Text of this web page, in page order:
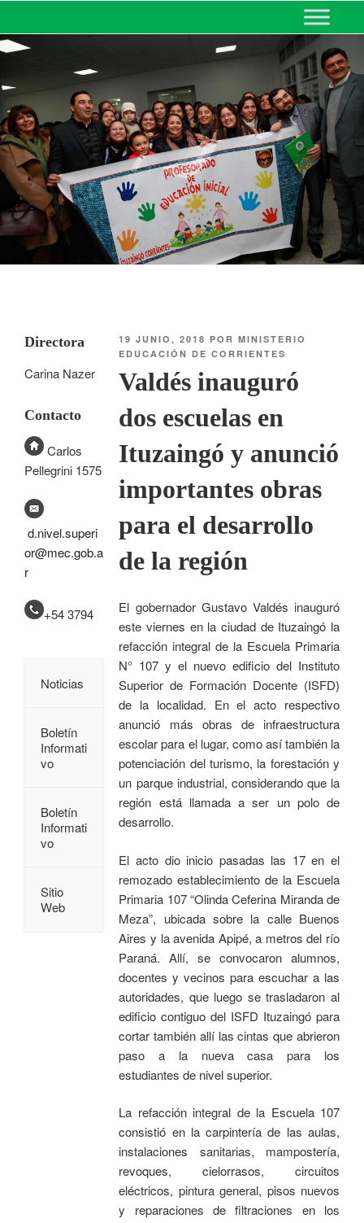
MINISTERIO DE EDUCACIÓN
DE CORRIENTES
19 JUNIO, 2018 PORMINISTERIO
EDUCACIÓN DE CORRIENTES
Valdés inauguró
dos escuelas en
Ituzaingó y anunció
importantes obras
para el desarrollo
de la región
El gobernador Gustavo Valdés inauguró
este viernes en la ciudad de Ituzaingó la
refacción integral de la Escuela Primaria
N° 107 y el nuevo edificio del Instituto
Superior de Formación Docente (ISFD)
de la localidad. En el acto respectivo
anunció más obras de infraestructura
escolar para el lugar, como así también la
potenciación del turismo, la forestación y
un parque industrial, considerando que la
región está llamada a ser un polo de
desarrollo.
El acto dio inicio pasadas las 17 en el
remozado establecimiento de la Escuela
Primaria 107 “Olinda Ceferina Miranda de
Meza”, ubicada sobre la calle Buenos
Aires y la avenida Apipé, a metros del río
Paraná. Allí, se convocaron alumnos,
docentes y vecinos para escuchar a las
autoridades, que luego se trasladaron al
edificio contiguo del ISFD Ituzaingó para
cortar también allí las cintas que abrieron
paso a la nueva casa para los
estudiantes de nivel superior.
La refacción integral de la Escuela 107
consistió en la carpintería de las aulas,
instalaciones sanitarias, mampostería,
revoques, cielorrasos, circuitos
eléctricos, pintura general, pisos nuevos
y reparaciones de filtraciones en los
Directora
Carina Nazer
Contacto
Carlos
Pellegrini 1575
d.nivel.superi
or@mec.gob.a
r
+54 3794
Noticias
Boletín
Informati
vo
Boletín
Informati
vo
Sitio
Web